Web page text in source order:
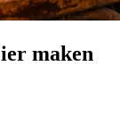
maken